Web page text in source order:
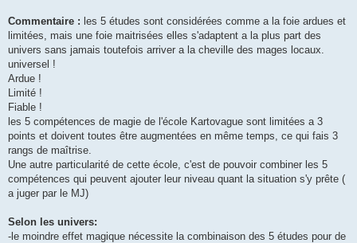
Commentaire : les 5 études sont considérées comme a la foie ardues et
limitées, mais une foie maitrisées elles s'adaptent a la plus part des
univers sans jamais toutefois arriver a la cheville des mages locaux.
universel !
Ardue !
Limité !
Fiable !
les 5 compétences de magie de l'école Kartovague sont limitées a 3
points et doivent toutes être augmentées en même temps, ce qui fais 3
rangs de maîtrise.
Une autre particularité de cette école, c'est de pouvoir combiner les 5
compétences qui peuvent ajouter leur niveau quant la situation s'y prête (
a juger par le MJ)
Selon les univers:
-le moindre effet magique nécessite la combinaison des 5 études pour de